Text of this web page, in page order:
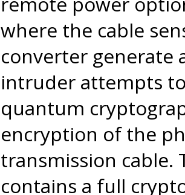
where the cable
converter generate
intruder attempts
quantum
encryption of the
transmission cable.
contains a full